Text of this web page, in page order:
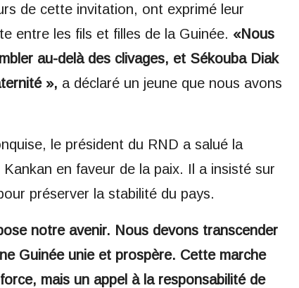
de cette invitation, ont exprimé leur
entre les fils et filles de la Guinée. «Nous
au-delà des clivages, et Sékouba Diak
», a déclaré un jeune que nous avons
le président du RND a salué la
en faveur de la paix. Il a insisté sur
préserver la stabilité du pays.
notre avenir. Nous devons transcender
Guinée unie et prospère. Cette marche
mais un appel à la responsabilité de